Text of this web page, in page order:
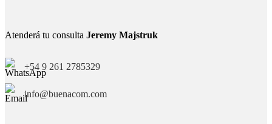
Atenderá tu consulta Jeremy Majstruk
+54 9 261 2785329
info@buenacom.com